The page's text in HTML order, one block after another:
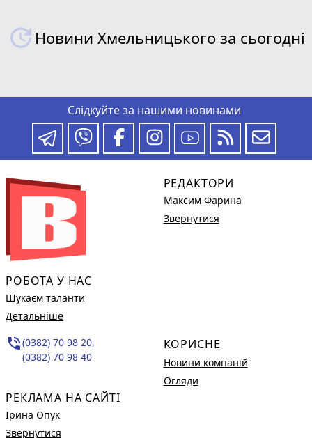
Новини Хмельницького за сьогодні
Слідкуйте за нашими новинами
РОБОТА У НАС
Шукаєм таланти
Детальніше
phone_in_talk(0382) 70 98 20,
(0382) 70 98 40
РЕКЛАМА НА САЙТІ
Ірина Опук
Звернутися
РЕДАКТОРИ
Максим Фарина
Звернутися
КОРИСНЕ
Новини компаній
Огляди